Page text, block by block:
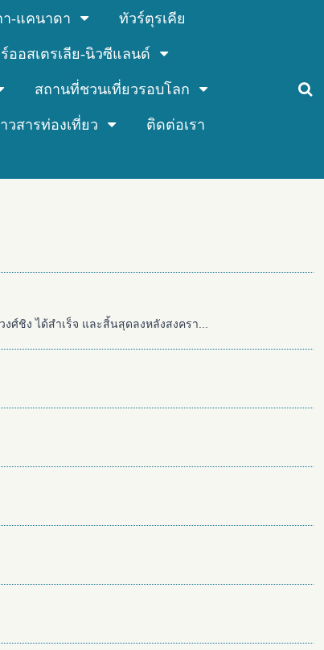
า-แคนาดา ทัวร์ตุรเคีย
ออสเตรเลีย-นิวซีแลนด์
สถานที่ชวนเที่ยวรอบโลก
วสารท่องเที่ยว ติดต่อเรา
ชิง ได้สำเร็จ และสิ้นสุดลงหลังสงครา...